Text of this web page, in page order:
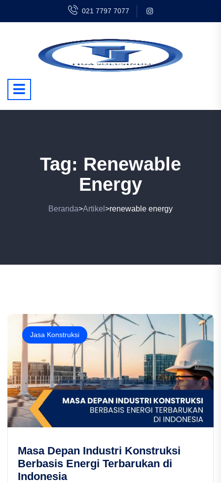
021 7797 7077
Tag: Renewable
Energy
Beranda>Artikel >renewable energy
Jasa Konstruksi
Masa Depan Industri Konstruksi
Berbasis Energi Terbarukan di
Indonesia